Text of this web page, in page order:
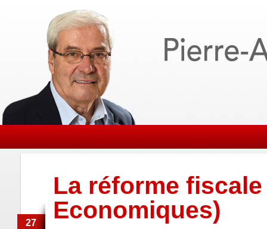
La réforme
Economiques)
27